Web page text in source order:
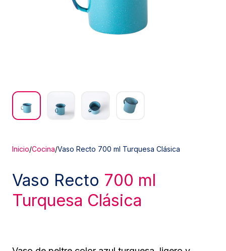
Inicio/Cocina/Vaso Recto 700 ml Turquesa Clásica
Vaso Recto 700 ml
Turquesa Clásica